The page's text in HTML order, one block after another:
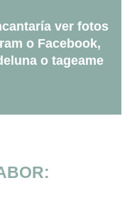
ver fotos
o Facebook,
o tageame